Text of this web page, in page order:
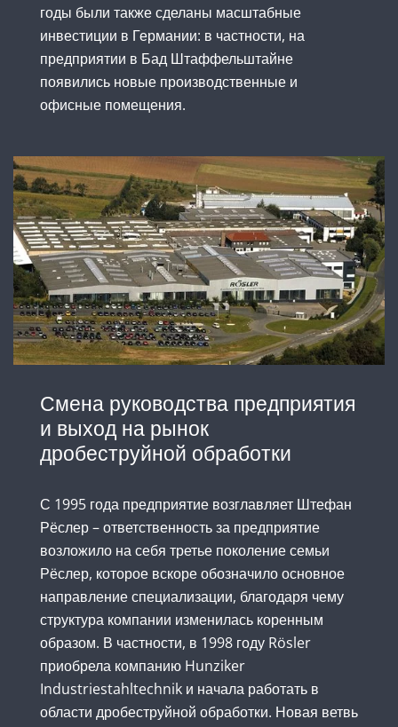
годы были также сделаны масштабные
инвестиции в Германии: в частности, на
предприятии в Бад Штаффельштайне
появились новые производственные и
офисные помещения.
Смена руководства предприятия
и выход на рынок
дробеструйной обработки
С 1995 года предприятие возглавляет Штефан
Рёслер – ответственность за предприятие
возложило на себя третье поколение семьи
Рёслер, которое вскоре обозначило основное
направление специализации, благодаря чему
структура компании изменилась коренным
образом. В частности, в 1998 году Rösler
приобрела компанию Hunziker
Industriestahltechnik и начала работать в
области дробеструйной обработки. Новая ветвь